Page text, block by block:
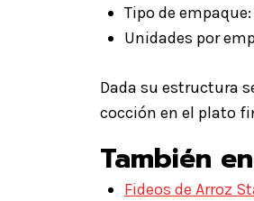
Tipo de empaque:
Unidades por
Dada su estructura
cocción en el plato
También
Fideos de Arroz